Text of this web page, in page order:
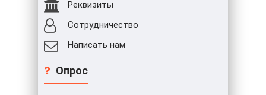
Реквизиты
Сотрудничество
Написать нам
Опрос